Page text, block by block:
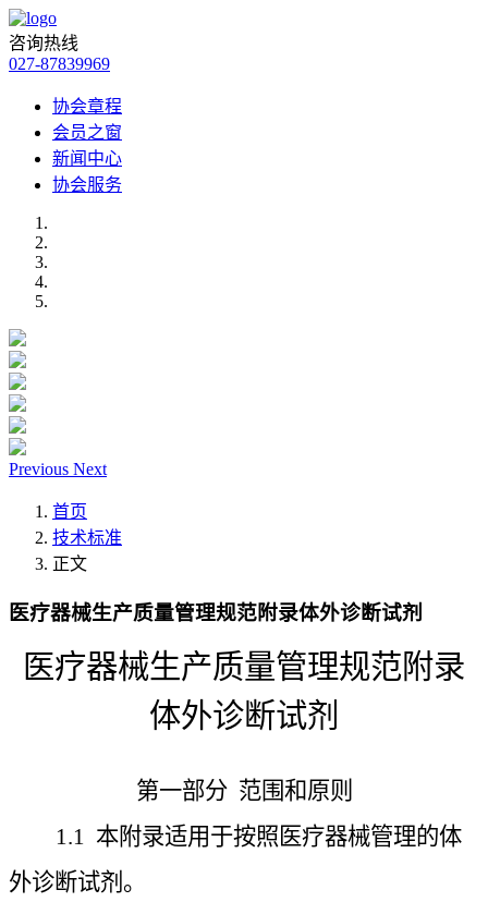
咨询热线
027-87839969
协会章程
会员之窗
新闻中心
协会服务
Previous Next
首页
技术标准
正文
医疗器械生产质量管理规范附录体外诊断试剂
医疗器械生产质量管理规范附录
体外诊断试剂
第一部分 范围和原则
1.1 本附录适用于按照医疗器械管理的体
外诊断试剂。